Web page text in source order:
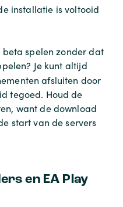
installatie is voltooid
spelen zonder dat
Je kunt altijd
afsluiten door
tegoed. Houd de
want de download
start van de servers
en EA Play